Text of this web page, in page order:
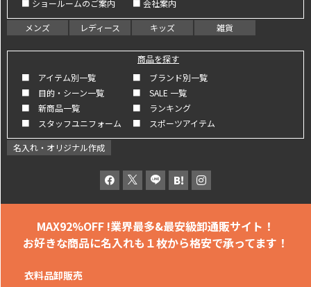
■ ショールームのご案内
■ 会社案内
メンズ レディース キッズ 雑貨
商品を探す
■ アイテム別一覧
■ ブランド別一覧
■ 目的・シーン一覧
■ SALE 一覧
■ 新商品一覧
■ ランキング
■ スタッフユニフォーム
■ スポーツアイテム
名入れ・オリジナル作成
MAX92%OFF !業界最多&最安級卸通販サイト！
お好きな商品に名入れも １枚から格安で承ってます！
衣料品卸販売